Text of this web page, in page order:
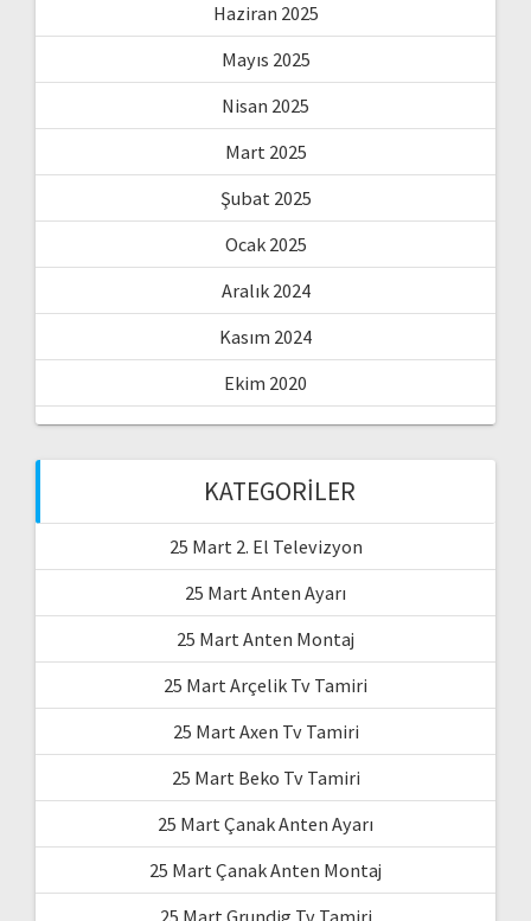
Haziran 2025
Mayıs 2025
Nisan 2025
Mart 2025
Şubat 2025
Ocak 2025
Aralık 2024
Kasım 2024
Ekim 2020
KATEGORILER
25 Mart 2. El Televizyon
25 Mart Anten Ayarı
25 Mart Anten Montaj
25 Mart Arçelik Tv Tamiri
25 Mart Axen Tv Tamiri
25 Mart Beko Tv Tamiri
25 Mart Çanak Anten Ayarı
25 Mart Çanak Anten Montaj